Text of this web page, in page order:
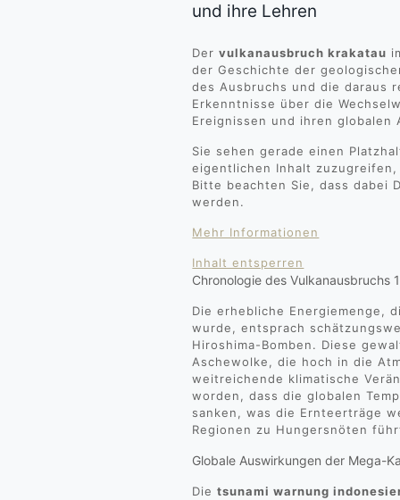
und ihre Lehren
Dervulkanausbruch krakatau
der Geschichte der
des Ausbruchs und die daraus
Erkenntnisse über die
Ereignissen und ihren globalen
Sie sehen gerade einen
eigentlichen Inhalt
Bitte beachten Sie, dass dabei
werden.
Mehr Informationen
Inhalt entsperren
Chronologie des Vulkanausbruchs
Die erhebliche Energiemenge,
wurde, entsprach
Hiroshima-Bomben. Diese
Aschewolke, die hoch in die
weitreichende klimatische
worden, dass die globalen
sanken, was die Ernteerträge
Regionen zu Hungersnöten
Globale Auswirkungen der Mega-
Dietsunami warnung